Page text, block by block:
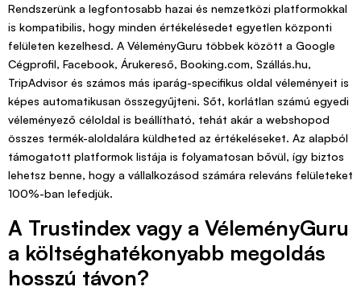
Rendszerünk a legfontosabb hazai és nemzetközi platformokkal
is kompatibilis, hogy minden értékelésedet egyetlen központi
felületen kezelhesd. A VéleményGuru többek között a Google
Cégprofil, Facebook, Árukereső, Booking.com, Szállás.hu,
TripAdvisor és számos más iparág-specifikus oldal véleményeit is
képes automatikusan összegyűjteni. Sőt, korlátlan számú egyedi
véleményező céloldal is beállítható, tehát akár a webshopod
összes termék-aloldalára küldheted az értékeléseket. Az alapból
támogatott platformok listája is folyamatosan bővül, így biztos
lehetsz benne, hogy a vállalkozásod számára releváns felületeket
100%-ban lefedjük.
A Trustindex vagy a VéleményGuru
a költséghatékonyabb megoldás
hosszú távon?